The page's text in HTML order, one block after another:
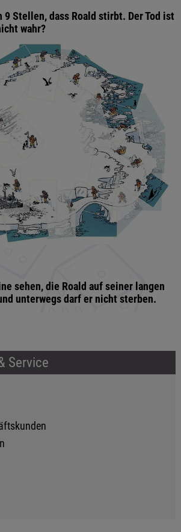
9 Stellen, dass Roald stirbt. Der Tod ist
wahr?
sehen, die Roald auf seiner langen
unterwegs darf er nicht sterben.
Service